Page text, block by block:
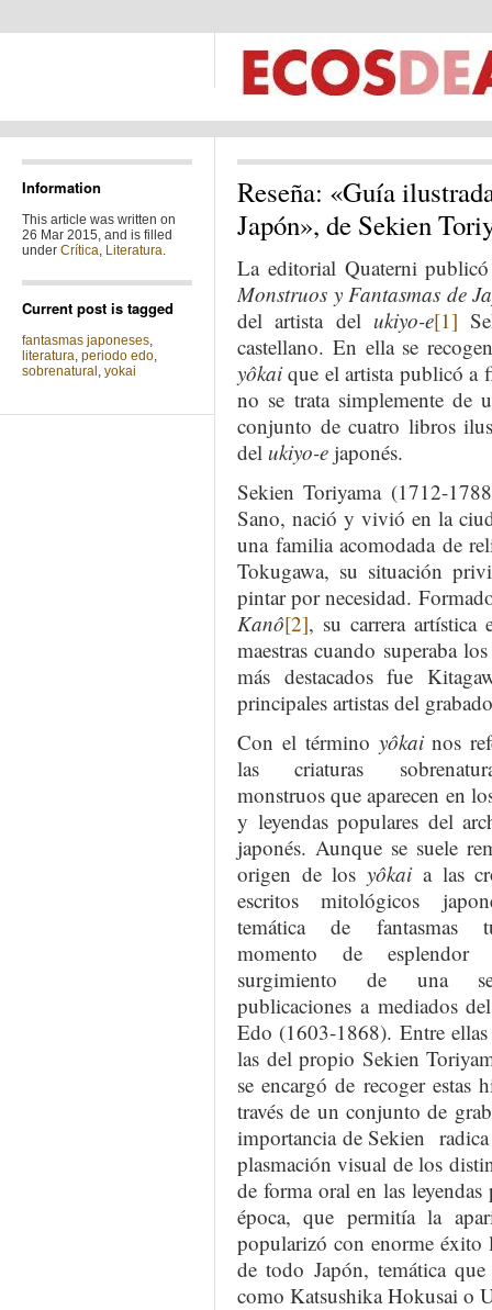
Information
This article was written on
26 Mar 2015, and is filled
under Crítica, Literatura.
Current post is tagged
fantasmas japoneses,
literatura, periodo edo,
sobrenatural , yokai
Reseña: «Guía
Japón», de Sekien
La editorial Quaterni
Monstruos y Fantasmas de
del artista del ukiyo-e[1]
castellano. En ella se
yôkai que el artista publicó
no se trata simplemente de
conjunto de cuatro libros
del ukiyo-e japonés.
Sekien Toriyama (1712-
Sano, nació y vivió en la
una familia acomodada de
Tokugawa, su situación
pintar por necesidad.
Kanô[2], su carrera artística
maestras cuando superaba
más destacados fue
principales artistas del
Con el término yôkainos
las criaturas
monstruos que aparecen en
y leyendas populares del
japonés. Aunque se suele
origen de losyôkai a las
escritos mitológicos
temática de fantasmas
momento de
surgimiento de una
publicaciones a mediados
Edo (1603-1868). Entre ellas
las del propio Sekien
se encargó de recoger estas
través de un conjunto de
importancia de Sekien
plasmación visual de los
de forma oral en las
época, que permitía la
popularizó con enorme éxito
de todo Japón, temática
como Katsushika Hokusai o